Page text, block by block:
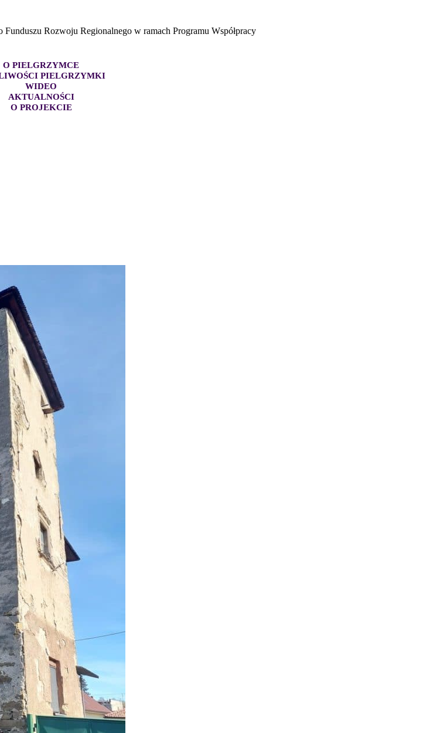
Rozwoju Regionalnego w ramach Programu Współpracy
O PIELGRZYMCE
PIELGRZYMKI
WIDEO
AKTUALNOŚCI
O PROJEKCIE